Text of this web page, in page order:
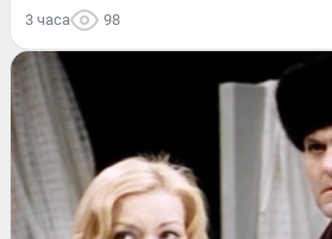
3 часа 98